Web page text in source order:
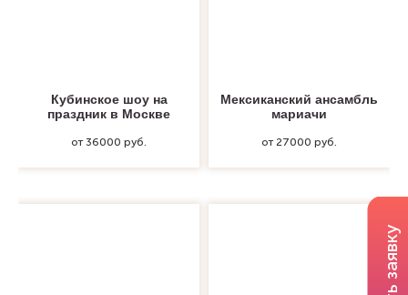
Кубинское шоу на
праздник в Москве
от 36000 руб.
Мексиканский ансамбль
мариачи
от 27000 руб.